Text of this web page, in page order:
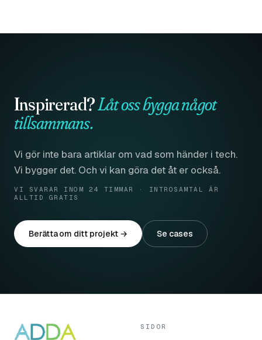
Inspirerad?Låt oss bygga något
tillsammans.
Vi gör inte bara artiklar om vad som händer i tech.
Vi bygger det. Och vi kan göra det åt er också.
VI SVARAR INOM 24 TIMMAR · INTROSAMTAL ÄR
ALLTID GRATIS
Berätta om ditt projekt → Se cases
SIDOR